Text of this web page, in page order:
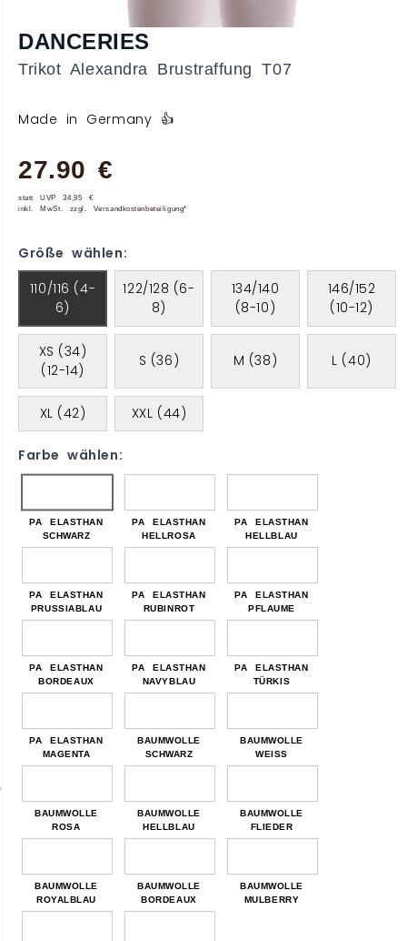
DANCERIES
Trikot Alexandra Brustraffung T07
Made in Germany 👍
27.90 €
statt UVP 34,95 €
inkl. MwSt. zzgl. Versandkostenbeteiligung*
Größe wählen:
110/116 (4-
6)
122/128 (6-
8)
134/140
(8-10)
146/152
(10-12)
XS (34)
(12-14)
S (36) M (38) L (40)
XL (42) XXL (44)
Farbe wählen:
PA ELASTHAN
SCHWARZ
PA ELASTHAN
HELLROSA
PA ELASTHAN
HELLBLAU
PA ELASTHAN
PRUSSIABLAU
PA ELASTHAN
RUBINROT
PA ELASTHAN
PFLAUME
PA ELASTHAN
BORDEAUX
PA ELASTHAN
NAVYBLAU
PA ELASTHAN
TÜRKIS
PA ELASTHAN
MAGENTA
BAUMWOLLE
SCHWARZ
BAUMWOLLE
WEISS
BAUMWOLLE
ROSA
BAUMWOLLE
HELLBLAU
BAUMWOLLE
FLIEDER
BAUMWOLLE
ROYALBLAU
BAUMWOLLE
BORDEAUX
BAUMWOLLE
MULBERRY